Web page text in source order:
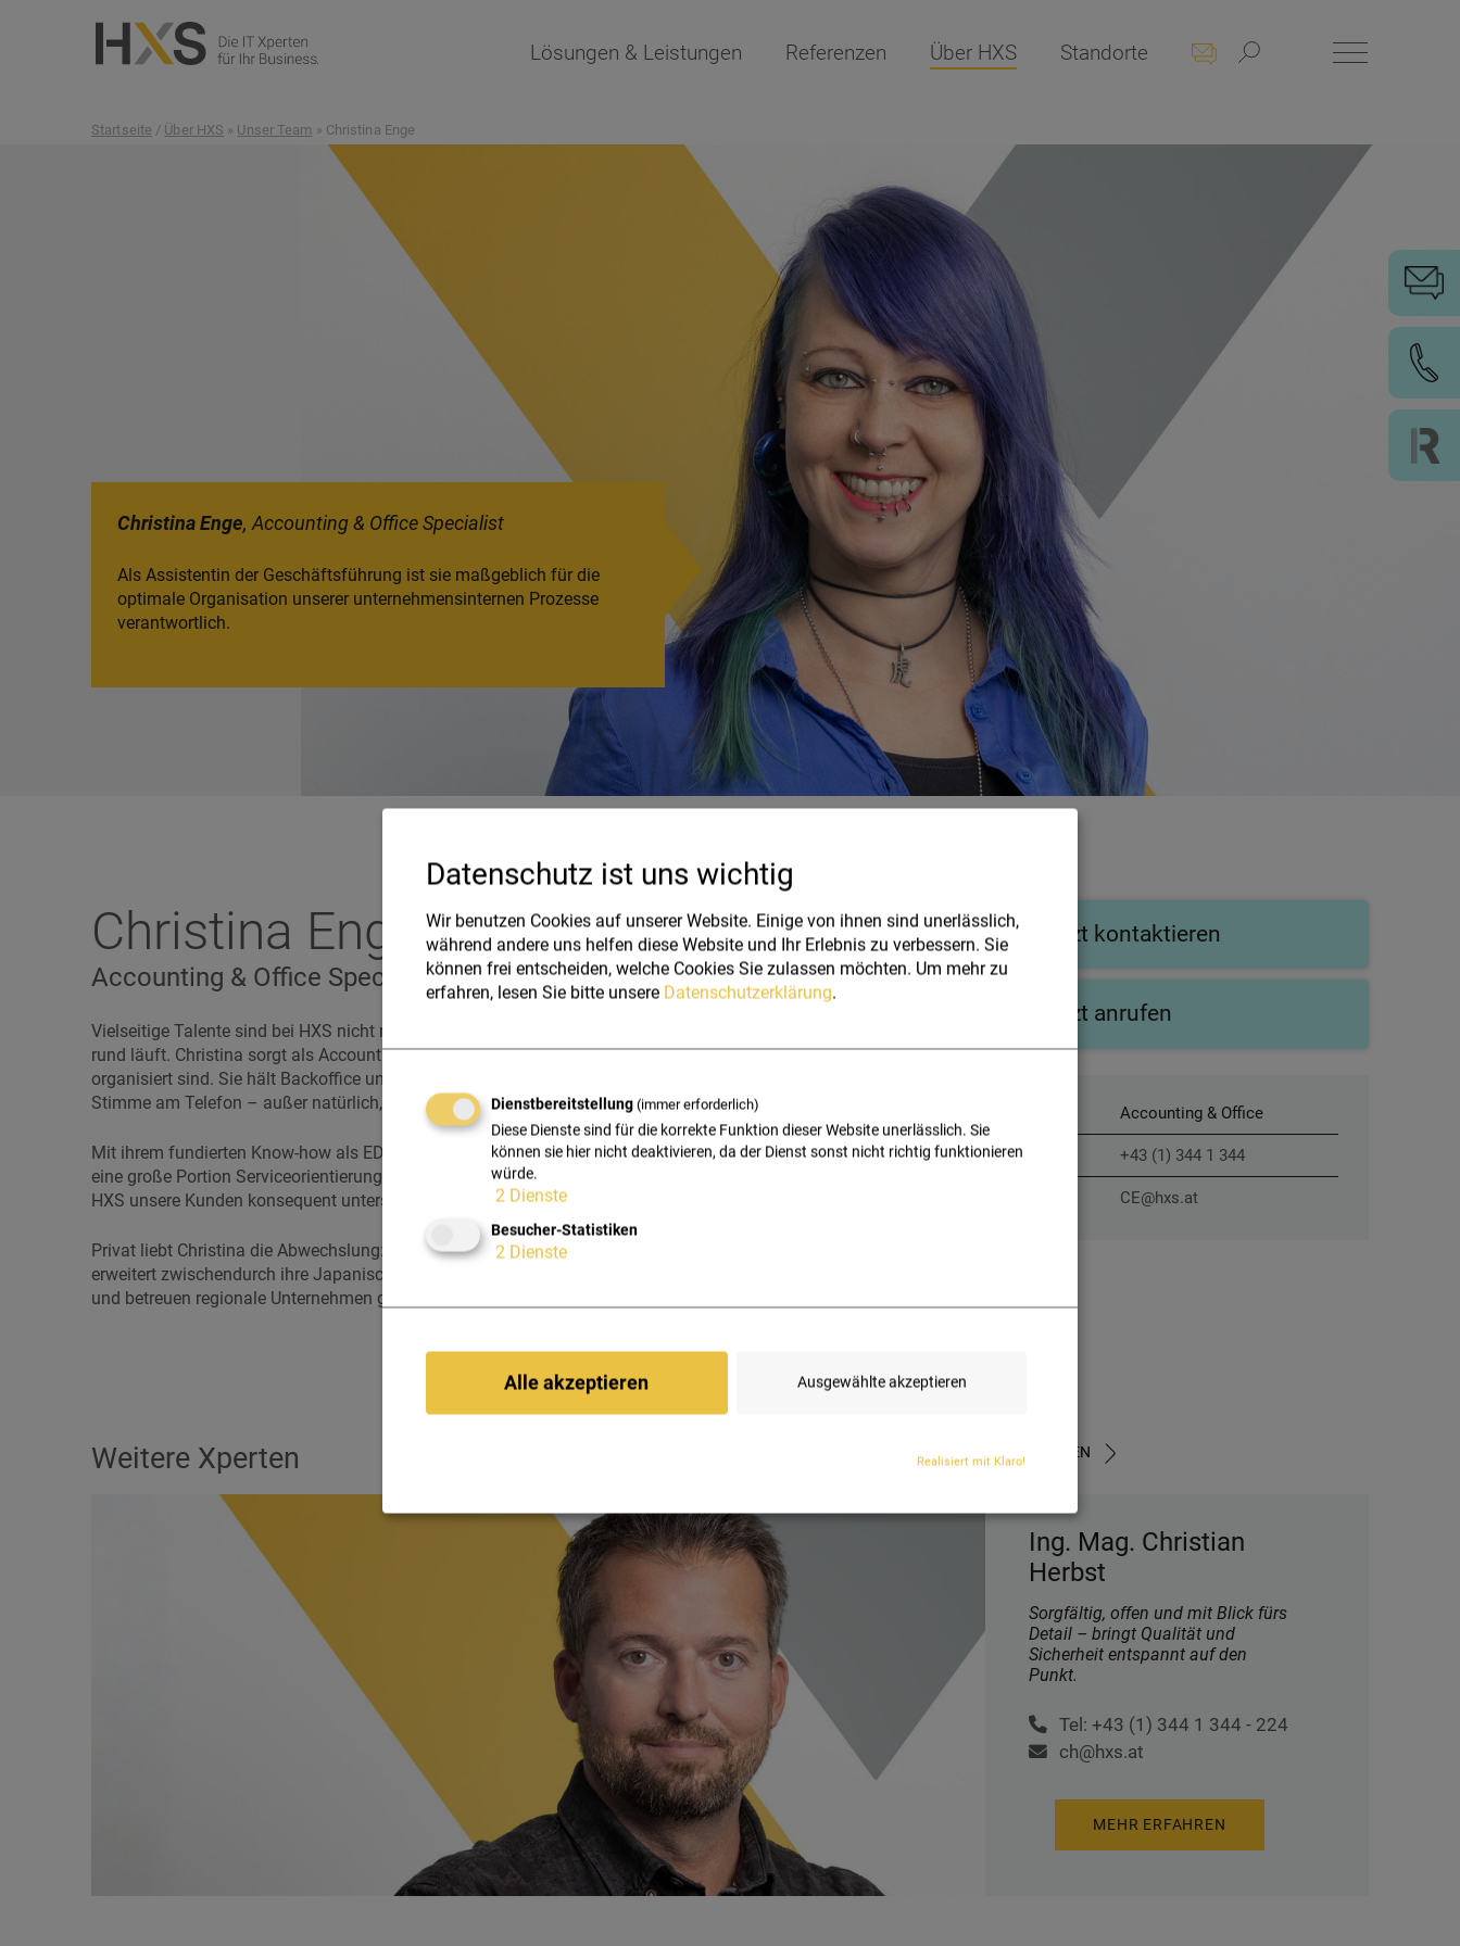
Lösungen & Leistungen Referenzen Über HXS Standorte
Startseite / Über HXS » Unser Team » Christina Enge
Christina Enge, Accounting & Office Specialist
Als Assistentin der Geschäftsführung ist sie maßgeblich für die
optimale Organisation unserer unternehmensinternen Prozesse
verantwortlich.
Christina Enge
Accounting & Office Specialist
Vielseitige Talente sind bei HXS nicht nur willkommen – sie sind ein echter Schlüssel dafür, dass bei uns alles
rund läuft. Christina sorgt als Accounting & Office Specialist dafür, dass unsere internen Abläufe optimal
organisiert sind. Sie hält Backoffice und Buchhaltung zuverlässig im Griff und ist oft auch die freundliche
Stimme am Telefon – außer natürlich, unsere Kunden wollen direkt mit einem unserer Expert:innen sprechen.
Mit ihrem fundierten Know-how als EDV-Kauffrau und im EDV-Support bringt Christina Struktur, Überblick und
eine große Portion Serviceorientierung in unseren Alltag – und schafft damit genau jene Basis, auf der wir bei
HXS unsere Kunden konsequent unterstützen können.
Privat liebt Christina die Abwechslung: Sie schwimmt oder reitet, musiziert auf Gitarre und Klavier und
erweitert zwischendurch ihre Japanisch-Kenntnisse – denn bei HXS denken wir gerne über Grenzen hinaus
und betreuen regionale Unternehmen genauso professionell wie internationale Kunden.
Jetzt kontaktieren
Jetzt anrufen
Accounting & Office
Telefon +43 (1) 344 1 344
CE@hxs.at
Weitere Xperten ZU DEN XPERTEN
Ing. Mag. Christian
Herbst
Sorgfältig, offen und mit Blick fürs
Detail – bringt Qualität und
Sicherheit entspannt auf den
Punkt.
Tel: +43 (1) 344 1 344 - 224
ch@hxs.at
MEHR ERFAHREN
Datenschutz ist uns wichtig
Wir benutzen Cookies auf unserer Website. Einige von ihnen sind unerlässlich,
während andere uns helfen diese Website und Ihr Erlebnis zu verbessern. Sie
können frei entscheiden, welche Cookies Sie zulassen möchten. Um mehr zu
erfahren, lesen Sie bitte unsere Datenschutzerklärung.
Dienstbereitstellung (immer erforderlich)
Diese Dienste sind für die korrekte Funktion dieser Website unerlässlich. Sie
können sie hier nicht deaktivieren, da der Dienst sonst nicht richtig funktionieren
würde.
2 Dienste
Besucher-Statistiken
2 Dienste
Ausgewählte akzeptieren
Alle akzeptieren
Realisiert mit Klaro!